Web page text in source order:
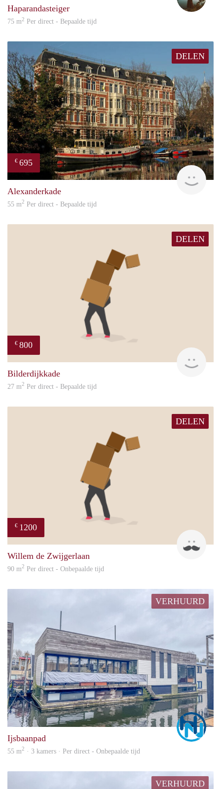
Haparandasteiger
75 m2 Per direct - Bepaalde tijd
DELEN
€ 695
Dick
Alexanderkade
55 m2 Per direct - Bepaalde tijd
DELEN
€ 800
Bilderdijkkade
27 m2 Per direct - Bepaalde tijd
DELEN
€ 1200
Willem de Zwijgerlaan
90 m2 Per direct - Onbepaalde tijd
VERHUURD
Ijsbaanpad
55 m2 · 3 kamers · Per direct - Onbepaalde tijd
VERHUURD